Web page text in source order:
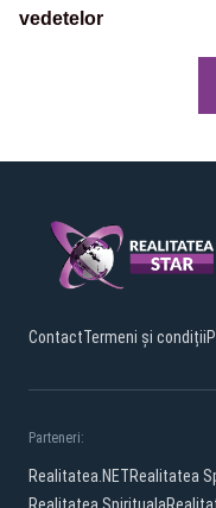
vedetelor
ContactTermeni și condiții
Parteneri:
Realitatea.NETRealitatea